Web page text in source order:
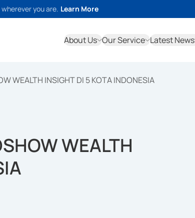
you are. Learn More
About Us Our Service Latest News
WEALTH INSIGHT DI 5 KOTA INDONESIA
WEALTH